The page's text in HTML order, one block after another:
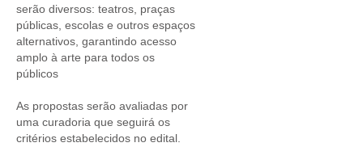
serão diversos: teatros, praças
públicas, escolas e outros espaços
alternativos, garantindo acesso
amplo à arte para todos os
públicos
As propostas serão avaliadas por
uma curadoria que seguirá os
critérios estabelecidos no edital.